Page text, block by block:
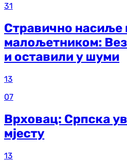
31
Стравично насиље
малољетником:
и оставили у шуми
13
07
Врховац: Српска
мјесту
13